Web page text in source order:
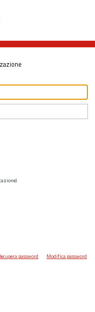
password Modifica password